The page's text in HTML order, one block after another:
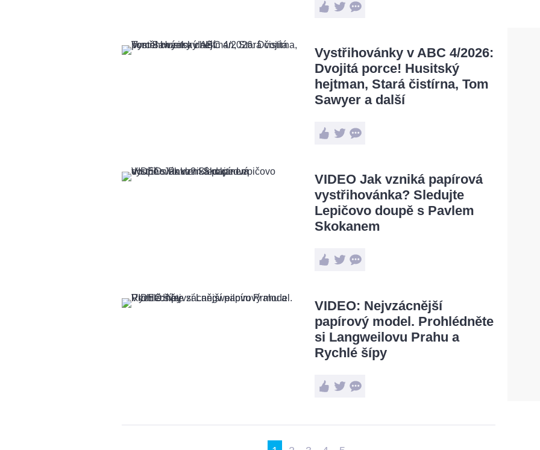
Vystřihovánky v ABC 4/2026:
Dvojitá porce! Husitský
hejtman, Stará čistírna, Tom
Sawyer a další
VIDEO Jak vzniká papírová
vystřihovánka? Sledujte
Lepičovo doupě s Pavlem
Skokanem
VIDEO: Nejvzácnější
papírový model. Prohlédněte
si Langweilovu Prahu a
Rychlé šípy